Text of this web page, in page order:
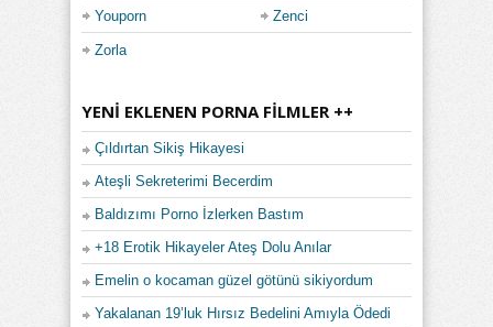
Youporn Zenci
Zorla
YENI EKLENEN PORNA FILMLER ++
Çıldırtan Sikiş Hikayesi
Ateşli Sekreterimi Becerdim
Baldızımı Porno İzlerken Bastım
+18 Erotik Hikayeler Ateş Dolu Anılar
Emelin o kocaman güzel götünü sikiyordum
Yakalanan 19’luk Hırsız Bedelini Amıyla Ödedi